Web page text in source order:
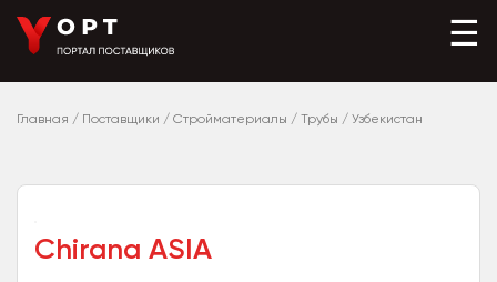
☰
Главная / Поставщики / Стройматериалы / Трубы / Узбекистан
Chirana ASIA